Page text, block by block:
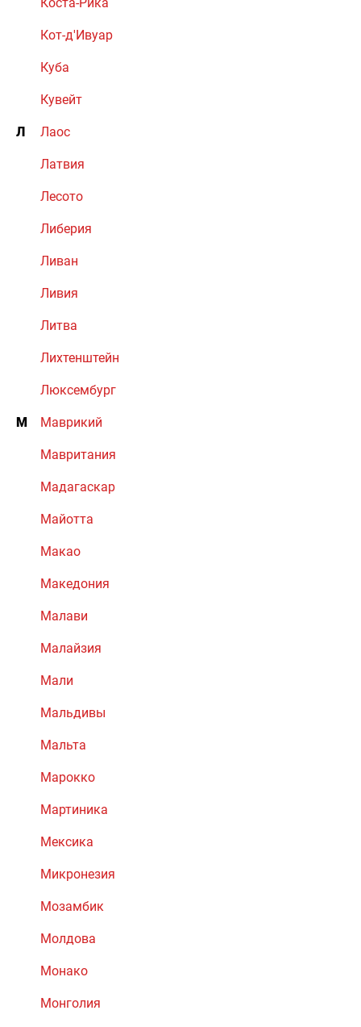
Кот-д'Ивуар
Куба
Кувейт
Л Лаос
Латвия
Лесото
Либерия
Ливан
Ливия
Литва
Лихтенштейн
Люксембург
М Маврикий
Мавритания
Мадагаскар
Майотта
Макао
Македония
Малави
Малайзия
Мали
Мальдивы
Мальта
Марокко
Мартиника
Мексика
Микронезия
Мозамбик
Молдова
Монако
Монголия